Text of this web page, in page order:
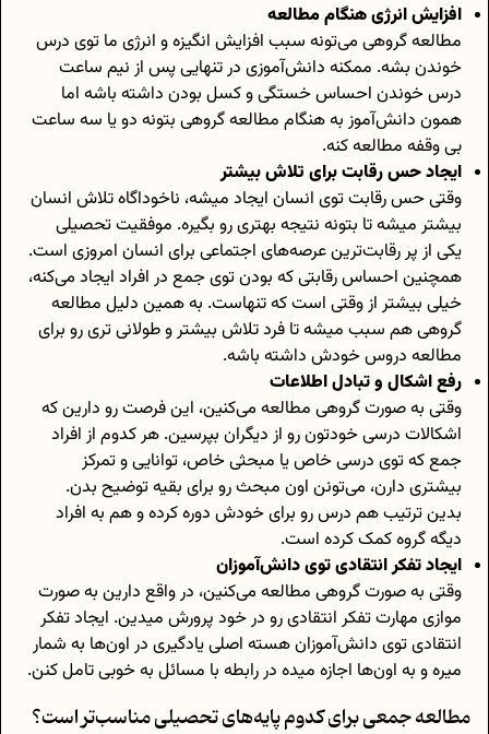
افزایش انرژی هنگام مطالعه
مطالعه گروهی می‌تونه سبب افزایش انگیزه و انرژی ما توی درس
خوندن بشه. ممکنه دانش‌آموزی در تنهایی پس از نیم ساعت
درس خوندن احساس خستگی و کسل بودن داشته باشه اما
همون دانش‌آموز به هنگام مطالعه گروهی بتونه دو یا سه ساعت
بی وقفه مطالعه کنه.
ایجاد حس رقابت برای تلاش بیشتر
وقتی حس رقابت توی انسان ایجاد میشه، ناخوداگاه تلاش انسان
بیشتر میشه تا بتونه نتیجه بهتری رو بگیره. موفقیت تحصیلی
یکی از پر رقابت‌ترین عرصه‌های اجتماعی برای انسان امروزی است.
همچنین احساس رقابتی که بودن توی جمع در افراد ایجاد می‌کنه،
خیلی بیشتر از وقتی است که تنهاست. به همین دلیل مطالعه
گروهی هم سبب میشه تا فرد تلاش بیشتر و طولانی تری رو برای
مطالعه دروس خودش داشته باشه.
رفع اشکال و تبادل اطلاعات
وقتی به صورت گروهی مطالعه می‌کنین، این فرصت رو دارین که
اشکالات درسی خودتون رو از دیگران بپرسین. هر کدوم از افراد
جمع که توی درسی خاص یا مبحثی خاص، توانایی و تمرکز
بیشتری دارن، می‌تونن اون مبحث رو برای بقیه توضیح بدن.
بدین ترتیب هم درس رو برای خودش دوره کرده و هم به افراد
دیگه گروه کمک کرده است.
ایجاد تفکر انتقادی توی دانش‌آموزان
وقتی به صورت گروهی مطالعه می‌کنین، در واقع دارین به صورت
موازی مهارت تفکر انتقادی رو در خود پرورش میدین. ایجاد تفکر
انتقادی توی دانش‌آموزان هسته اصلی یادگیری در اون‌ها به شمار
میره و به اون‌ها اجازه میده در رابطه با مسائل به خوبی تامل کنن.
مطالعه جمعی برای کدوم پایه‌های تحصیلی مناسب‌تر است؟